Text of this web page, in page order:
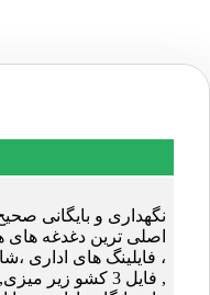
نگهداری و بایگانی
اصلی ترین دغدغه های
، فایلینگ های اداری
, فایل 3 کشو زیر